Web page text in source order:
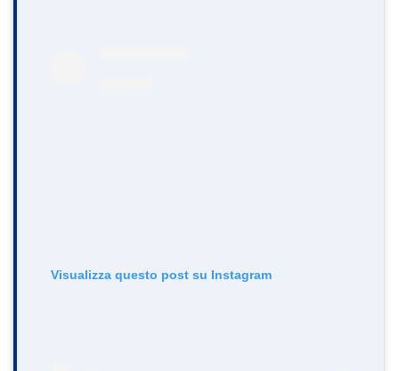
Visualizza questo post su Instagram